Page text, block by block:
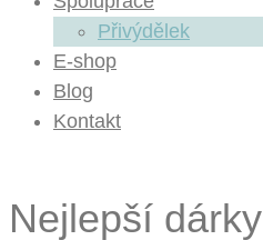
Přivýdělek
E-shop
Blog
Kontakt
Nejlepší dárky